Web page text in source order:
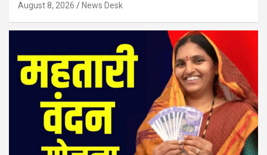
August 8, 2026 News Desk